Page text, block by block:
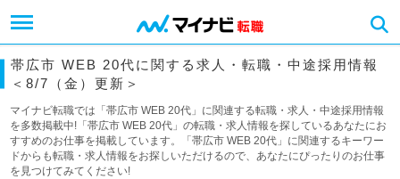
帯広市 WEB 20代に関する求人・転職・中途採用情報
＜8/7（金）更新＞
マイナビ転職では「帯広市 WEB 20代」に関連する転職・求人・中途採用情報
を多数掲載中!「帯広市 WEB 20代」の転職・求人情報を探しているあなたにお
すすめのお仕事を掲載しています。「帯広市 WEB 20代」に関連するキーワー
ドからも転職・求人情報をお探しいただけるので、あなたにぴったりのお仕事
を見つけてみてください!